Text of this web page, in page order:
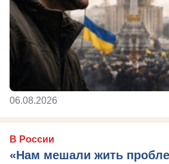
06.08.2026
В России
«Нам мешали жить